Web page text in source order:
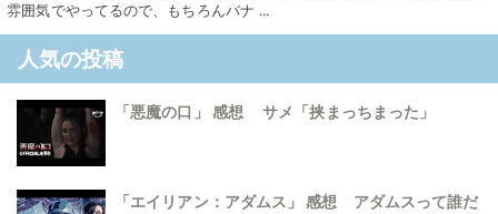
雰囲気でやってるので、もちろんバナ ...
人気の投稿
「悪魔の口」 感想 サメ「挟まっちまった」
「エイリアン：アダムス」 感想 アダムスって誰だ